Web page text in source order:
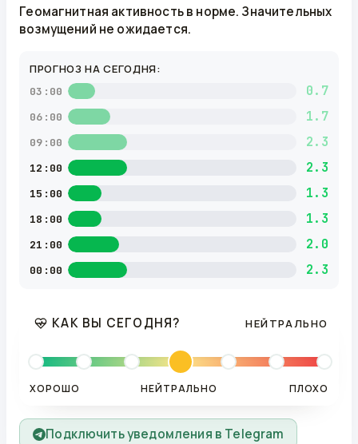
Геомагнитная активность в норме. Значительных
возмущений не ожидается.
ПРОГНОЗ НА СЕГОДНЯ:
03:00 0.7
06:00 1.7
09:00 2.3
12:00 2.3
15:00 1.3
18:00 1.3
21:00 2.0
00:00 2.3
КАК ВЫ СЕГОДНЯ? НЕЙТРАЛЬНО
ХОРОШО НЕЙТРАЛЬНО ПЛОХО
Подключить уведомления в Telegram